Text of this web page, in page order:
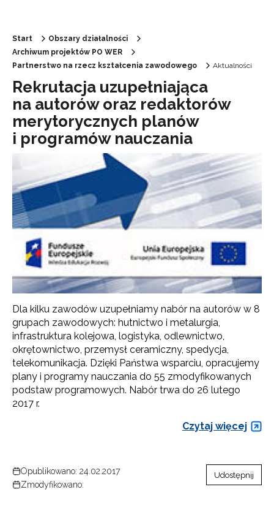
Start
Obszary działalności
Archiwum projektów PO WER
Partnerstwo na rzecz kształcenia zawodowego
Aktualności
Rekrutacja uzupełniająca
na autorów oraz redaktorów
merytorycznych planów
i programów nauczania
Dla kilku zawodów uzupełniamy nabór na autorów w 8
grupach zawodowych: hutnictwo i metalurgia,
infrastruktura kolejowa, logistyka, odlewnictwo,
okrętownictwo, przemysł ceramiczny, spedycja,
telekomunikacja. Dzięki Państwa wsparciu, opracujemy
plany i programy nauczania do 55 zmodyfikowanych
podstaw programowych. Nabór trwa do 26 lutego
2017 r.
Czytaj więcej
Opublikowano: 24.02.2017
Zmodyfikowano:
Udostępnij